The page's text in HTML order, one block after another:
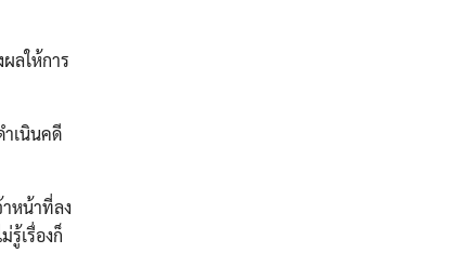
ลให้การ
เนินคดี
หน้าที่ลง
รู้เรื่องก็